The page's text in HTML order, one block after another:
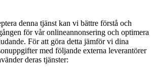
denna tjänst kan vi bättre förstå och
för vår onlineannonsering och optimera
För att göra detta jämför vi dina
med följande externa leverantörer
deras tjänster: